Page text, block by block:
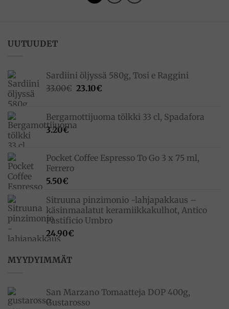
UUTUUDET
Sardiini öljyssä 580g, Tosi e Raggini
33.00€ Alkuperäinen
33.00€.
23.10€Nykyinen
23.10€.
Bergamottijuoma tölkki 33 cl, Spadafora
3.20€
Pocket Coffee Espresso To Go 3 x 75 ml,
Ferrero
5.50€
Sitruuna pinzimonio -lahjapakkaus –
käsinmaalatut keramiikkakulhot, Antico
Pastificio Umbro
24.90€
MYYDYIMMÄT
San Marzano Tomaatteja DOP 400g,
Gustarosso